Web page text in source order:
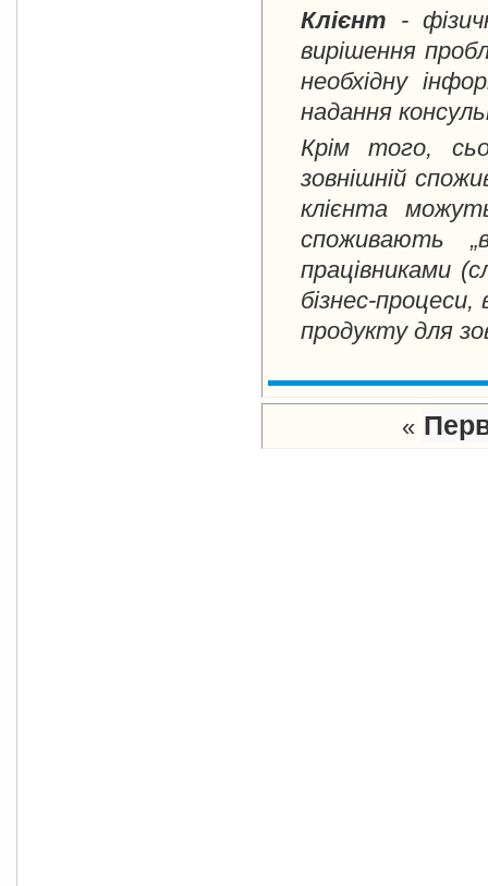
Клієнт -
вирішення
необхідну
надання
Крім того,
зовнішній
клієнта
споживають
працівниками
бізнес-процеси,
продукту для
«